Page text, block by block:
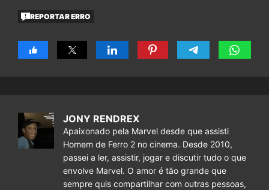
REPORTAR ERRO
JONY RENDREX
Apaixonado pela Marvel desde que assisti
Homem de Ferro 2 no cinema. Desde 2010,
passei a ler, assistir, jogar e discutir tudo o que
envolve Marvel. O amor é tão grande que
sempre quis compartilhar com outras pessoas,